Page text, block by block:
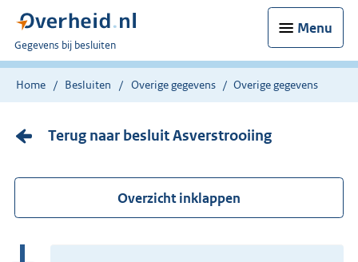
Menu
U
bent
nu
Gegevens bij besluiten
Home Besluiten Overige gegevens Overige gegevens
Terug naar besluit Asverstrooiing
Overzicht inklappen